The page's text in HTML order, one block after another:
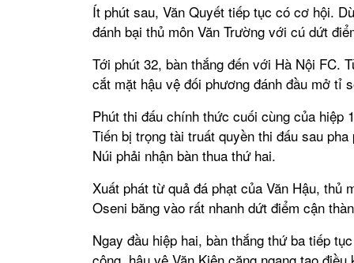
Ít phút sau, Văn Quyết tiếp tục có cơ hội.
đánh bại thủ môn Văn Trường với cú dứt
Tới phút 32, bàn thắng đến với Hà Nội FC.
cắt mặt hậu vệ đối phương đánh đầu mở tỉ
Phút thi đấu chính thức cuối cùng của hiệp
Tiến bị trọng tài truất quyền thi đấu sau
Núi phải nhận bàn thua thứ hai.
Xuất phát từ quả đá phạt của Văn Hậu, thủ
Oseni băng vào rất nhanh dứt điểm cận
Ngay đầu hiệp hai, bàn thắng thứ ba tiếp